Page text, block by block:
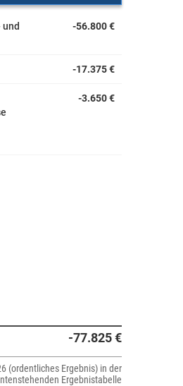
und
-56.800 €
-17.375 €
-3.650 €
-77.825 €
(ordentliches Ergebnis) in der
Ergebnistabelle